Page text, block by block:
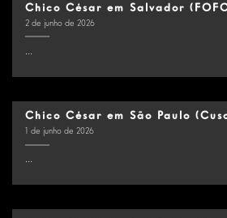
Chico César em Salvador
2 de junho de 2026
...
Chico César em São Paulo
1 de junho de 2026
...